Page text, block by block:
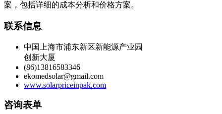
案，包括详细的成本分析和价格方案。
联系信息
中国上海市浦东新区新能源产业园
创新大厦
(86)13816583346
ekomedsolar@gmail.com
www.solarpriceinpak.com
咨询表单